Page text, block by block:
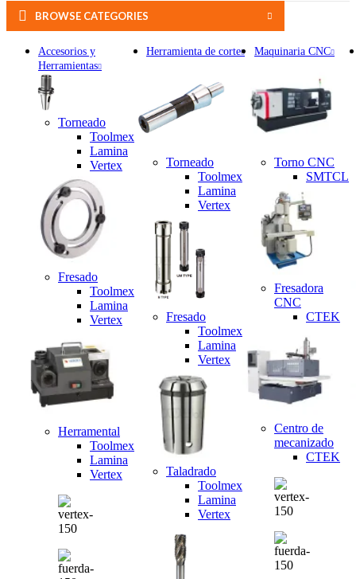
BROWSE CATEGORIES
Accesorios y
Herramientas
Torneado
Toolmex
Lamina
Vertex
Fresado
Toolmex
Lamina
Vertex
Herramental
Toolmex
Lamina
Vertex
Herramienta de corte
Torneado
Toolmex
Lamina
Vertex
Fresado
Toolmex
Lamina
Vertex
Taladrado
Toolmex
Lamina
Vertex
Maquinaria CNC
Torno CNC
SMTCL
Fresadora
CNC
CTEK
Centro de
mecanizado
CTEK